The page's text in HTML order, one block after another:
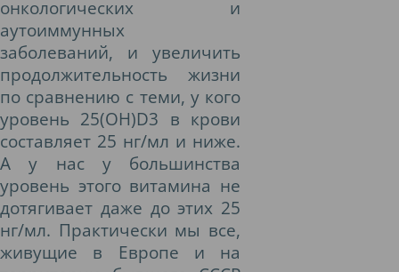
онкологических и
аутоиммунных
заболеваний, и увеличить
продолжительность жизни
по сравнению с теми, у кого
уровень 25(OH)D3 в крови
составляет 25 нг/мл и ниже.
А у нас у большинства
уровень этого витамина не
дотягивает даже до этих 25
нг/мл. Практически мы все,
живущие в Европе и на